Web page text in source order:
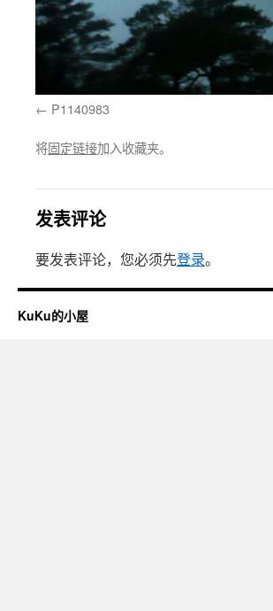
P1140983
将固定链接加入收藏夹。
发表评论
要发表评论，您必须先登录。
KuKu的小屋